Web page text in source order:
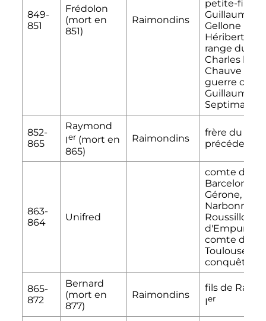
849-
851
Frédolon
(mort en
851)
Raimondins
petite-fille
Guillaume
Gellone par
Héribert). Se
range du
Charles le
Chauve
guerre
Guillaume
Septimanie
852-
865
Raymond
Ier(mort en
865)
Raimondins
frère du
précédent
863-
864
Unifred
comte de
Barcelone,
Gérone, de
Narbonne,
Roussillon,
d'Empuries
comte de
Toulouse par
conquête.
865-
872
Bernard
(mort en
877)
Raimondins
fils de
Ier